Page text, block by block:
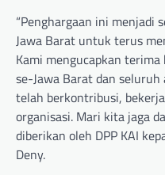
“Penghargaan ini menjadi
Jawa Barat untuk terus
Kami mengucapkan terima
se-Jawa Barat dan
telah berkontribusi,
organisasi. Mari kita jaga
diberikan oleh DPP KAI
Deny.